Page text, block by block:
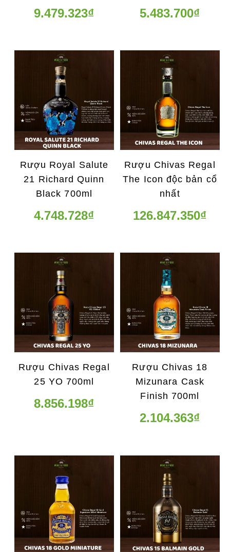
9.479.323₫ 5.483.700₫
Rượu Royal Salute
21 Richard Quinn
Black 700ml
4.748.728₫
Rượu Chivas Regal
The Icon độc bản cổ
nhất
126.847.350₫
Rượu Chivas Regal
25 YO 700ml
8.856.198₫
Rượu Chivas 18
Mizunara Cask
Finish 700ml
2.104.363₫